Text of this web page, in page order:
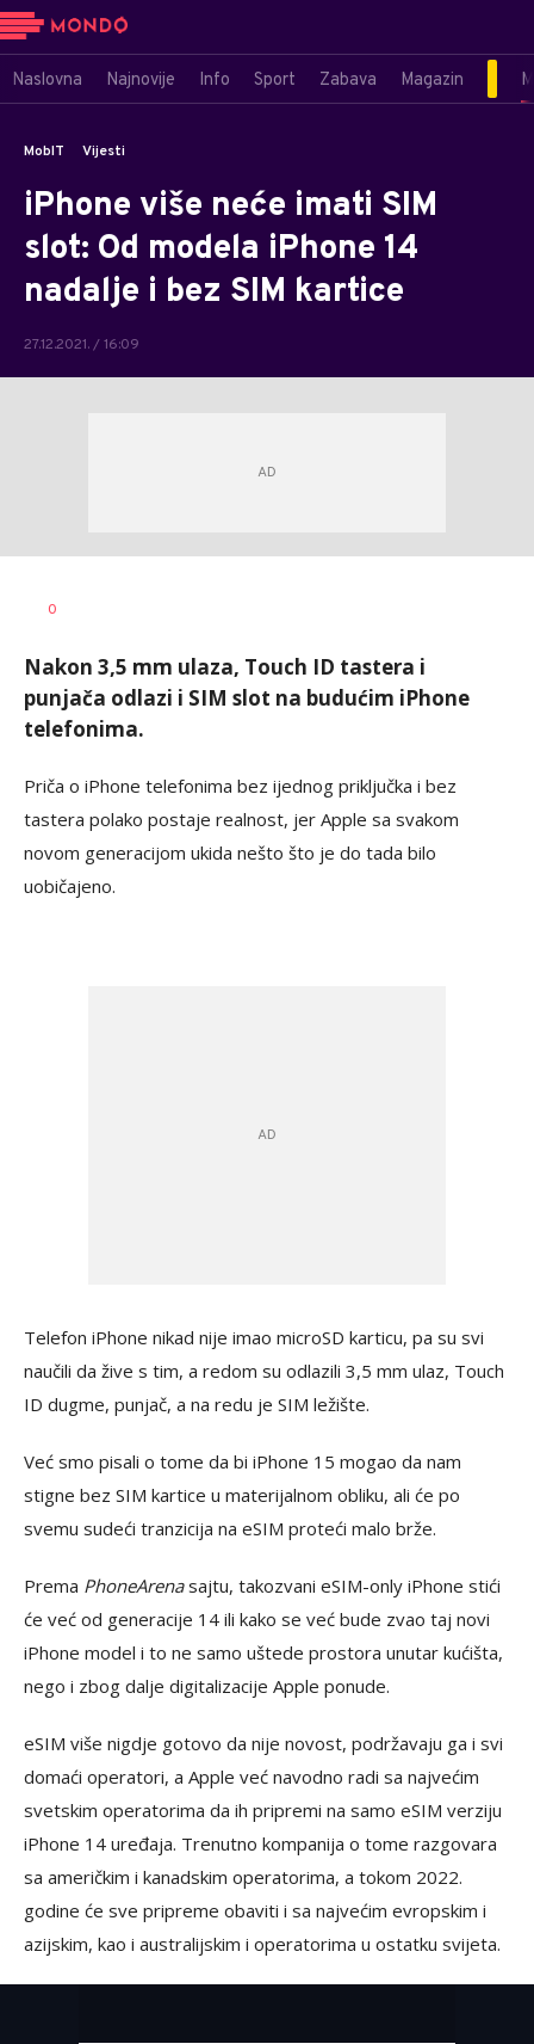
Naslovna Najnovije Info Sport Zabava Magazin
MobIT Vijesti
iPhone više neće imati SIM
slot: Od modela iPhone 14
nadalje i bez SIM kartice
27.12.2021. / 16:09
AUTOR
0
Nakon 3,5 mm ulaza, Touch ID tastera i
punjača odlazi i SIM slot na budućim iPhone
telefonima.
Priča o iPhone telefonima bez ijednog priključka i bez
tastera polako postaje realnost, jer Apple sa svakom
novom generacijom ukida nešto što je do tada bilo
uobičajeno.
Telefon iPhone nikad nije imao microSD karticu, pa su svi
naučili da žive s tim, a redom su odlazili 3,5 mm ulaz, Touch
ID dugme, punjač, a na redu je SIM ležište.
Već smo pisali o tome da bi iPhone 15 mogao da nam
stigne bez SIM kartice u materijalnom obliku, ali će po
svemu sudeći tranzicija na eSIM proteći malo brže.
Prema PhoneArenasajtu, takozvani eSIM-only iPhone stići
će već od generacije 14 ili kako se već bude zvao taj novi
iPhone model i to ne samo uštede prostora unutar kućišta,
nego i zbog dalje digitalizacije Apple ponude.
eSIM više nigdje gotovo da nije novost, podržavaju ga i svi
domaći operatori, a Apple već navodno radi sa najvećim
svetskim operatorima da ih pripremi na samo eSIM verziju
iPhone 14 uređaja. Trenutno kompanija o tome razgovara
sa američkim i kanadskim operatorima, a tokom 2022.
godine će sve pripreme obaviti i sa najvećim evropskim i
azijskim, kao i australijskim i operatorima u ostatku svijeta.